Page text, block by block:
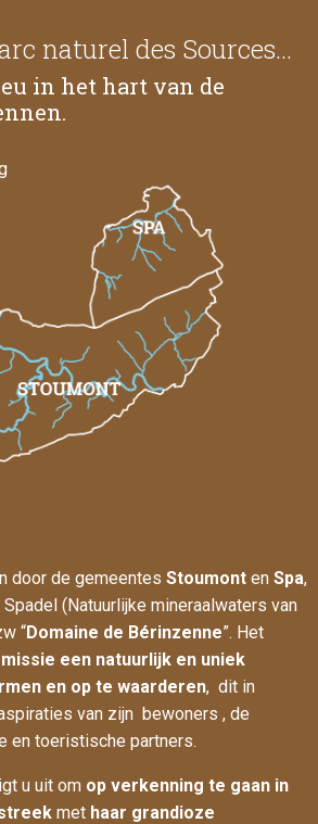
naturel des Sources…
in het hart van de
door de gemeentes Stoumont en Spa,
(Natuurlijke mineraalwaters van
“Domaine de Bérinzenne”. Het
missie een natuurlijk en uniek
en op te waarderen, dit in
van zijn bewoners , de
en toeristische partners.
u uit om op verkenning te gaan in
met haar grandioze